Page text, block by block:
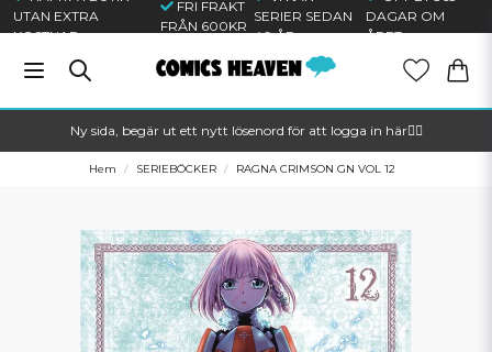
UTAN EXTRA
KOSTNAD
FRI FRAKT
FRÅN 600KR
SERIER SEDAN
40 ÅR
DAGAR OM
ÅRET
Ny sida, begär ut ett nytt lösenord för att logga in här🦸‍♂️
Hem SERIEBÖCKER RAGNA CRIMSON GN VOL 12